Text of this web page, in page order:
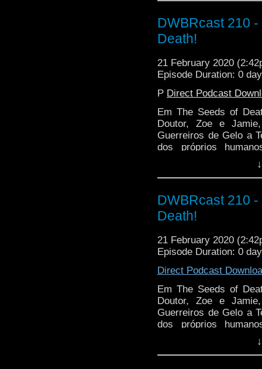
DWBRcast 210
Death!
21 February 2020
Episode Duration: 0
P Direct Podcast
Em The Seeds of
Doutor, Zoe e
Guerreiros de Gelo a
dos próprios
devastará a a
esse fungo é
DWBRcast 210
Death!
21 February 2020
Episode Duration: 0
Direct Podcast
Em The Seeds of
Doutor, Zoe e
Guerreiros de Gelo a
dos próprios
devastará a a
esse fungo é